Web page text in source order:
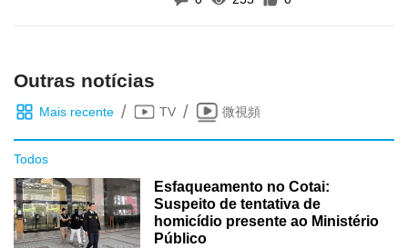
demográfico
Outras notícias
Mais recente / TV / 微視頻
Todos
Esfaqueamento no Cotai:
Suspeito de tentativa de
homicídio presente ao Ministério
Público